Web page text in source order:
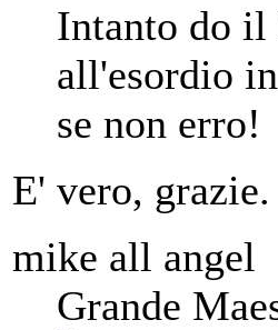
Intanto do il
all'esordio
se non erro!
E' vero, grazie.
mike all angel
Grande